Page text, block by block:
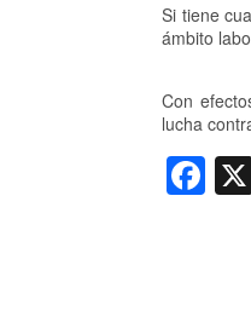
Si tiene
ámbito
Con
lucha
F